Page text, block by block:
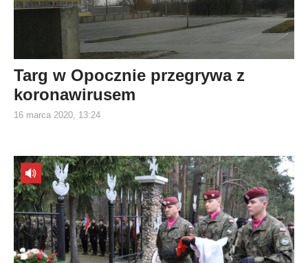
Targ w Opocznie przegrywa z
koronawirusem
16 marca 2020, 13:24